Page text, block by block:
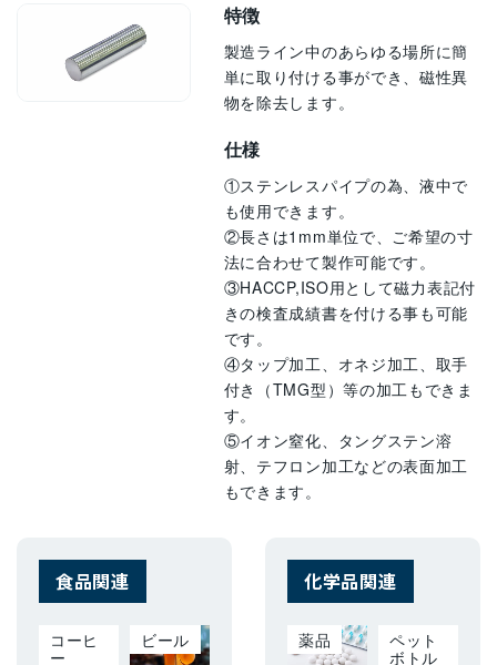
特徴
製造ライン中のあらゆる場所に簡
単に取り付ける事ができ、磁性異
物を除去します。
仕様
①ステンレスパイプの為、液中で
も使用できます。
②長さは1mm単位で、ご希望の寸
法に合わせて製作可能です。
③HACCP,ISO用として磁力表記付
きの検査成績書を付ける事も可能
です。
④タップ加工、オネジ加工、取手
付き（TMG型）等の加工もできま
す。
⑤イオン窒化、タングステン溶
射、テフロン加工などの表面加工
もできます。
食品関連
コーヒ
ー
ビール
化学品関連
薬品
ペット
ボトル